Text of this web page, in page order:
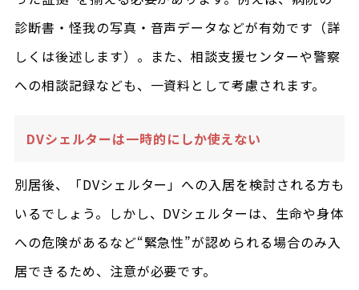
診断書・怪我の写真・音声データなどが有効です（詳
しくは後述します）。また、相談支援センターや警察
への相談記録なども、一資料として考慮されます。
DVシェルターは一時的にしか使えない
別居後、「DVシェルター」への入居を検討される方も
いるでしょう。しかし、DVシェルターは、生命や身体
への危険があるなど“緊急性”が認められる場合のみ入
居できるため、注意が必要です。